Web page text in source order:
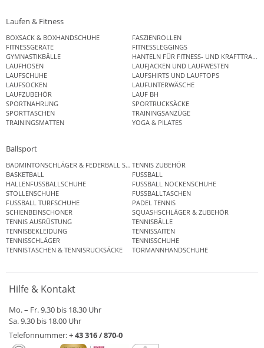
Laufen & Fitness
BOXSACK & BOXHANDSCHUHE
FASZIENROLLEN
FITNESSGERÄTE
FITNESSLEGGINGS
GYMNASTIKBÄLLE
HANTELN FÜR FITNESS- UND
LAUFHOSEN
LAUFJACKEN UND LAUFWESTEN
LAUFSCHUHE
LAUFSHIRTS UND LAUFTOPS
LAUFSOCKEN
LAUFUNTERWÄSCHE
LAUFZUBEHÖR
LAUF BH
SPORTNAHRUNG
SPORTRUCKSÄCKE
SPORTTASCHEN
TRAININGSANZÜGE
TRAININGSMATTEN
YOGA & PILATES
Ballsport
BADMINTONSCHLÄGER & FEDERBALL SETSTENNIS ZUBEHÖR
BASKETBALL
FUSSBALL
HALLENFUSSBALLSCHUHE
FUSSBALL NOCKENSCHUHE
STOLLENSCHUHE
FUSSBALLTASCHEN
FUSSBALL TURFSCHUHE
PADEL TENNIS
SCHIENBEINSCHONER
SQUASHSCHLÄGER & ZUBEHÖR
TENNIS AUSRÜSTUNG
TENNISBÄLLE
TENNISBEKLEIDUNG
TENNISSAITEN
TENNISSCHLÄGER
TENNISSCHUHE
TENNISTASCHEN & TENNISRUCKSÄCKE
TORMANNHANDSCHUHE
Hilfe & Kontakt
Mo. – Fr. 9.30 bis 18.30 Uhr
Sa. 9.30 bis 18.00 Uhr
Telefonnummer:+ 43 316 / 870-0